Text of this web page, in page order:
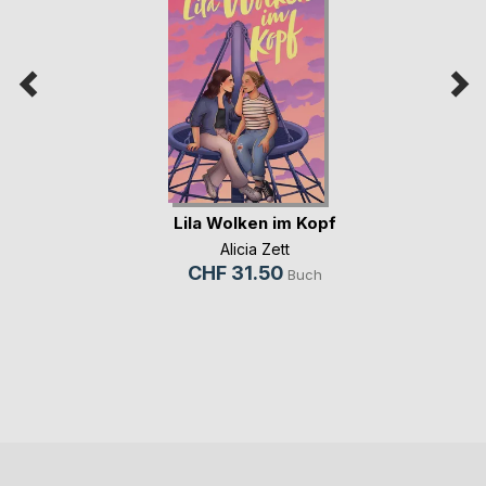
Lila Wolken im Kopf
Alicia Zett
CHF 31.50 Buch